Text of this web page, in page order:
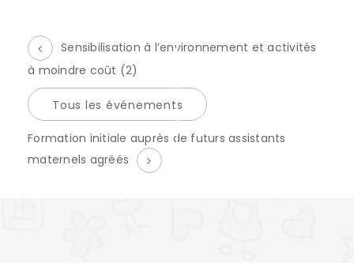
É
v
Sensibilisation à l’environnement et activités
à moindre coût (2)
Tous les événements
Formation initiale auprès de futurs assistants
maternels agréés